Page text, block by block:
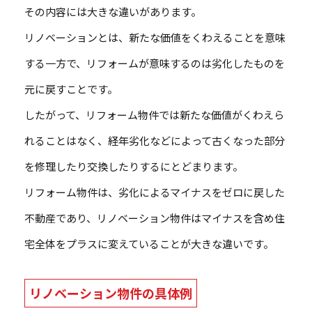
その内容には大きな違いがあります。
リノベーションとは、新たな価値をくわえることを意味
する一方で、リフォームが意味するのは劣化したものを
元に戻すことです。
したがって、リフォーム物件では新たな価値がくわえら
れることはなく、経年劣化などによって古くなった部分
を修理したり交換したりするにとどまります。
リフォーム物件は、劣化によるマイナスをゼロに戻した
不動産であり、リノベーション物件はマイナスを含め住
宅全体をプラスに変えていることが大きな違いです。
リノベーション物件の具体例